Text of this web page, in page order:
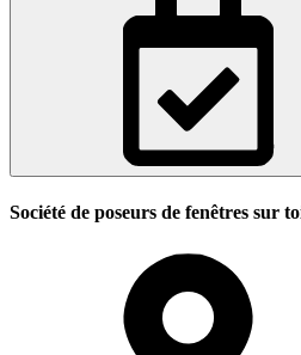
Société de poseurs de fenêtres sur